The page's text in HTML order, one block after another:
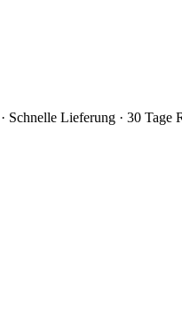
Schnelle Lieferung · 30 Tage